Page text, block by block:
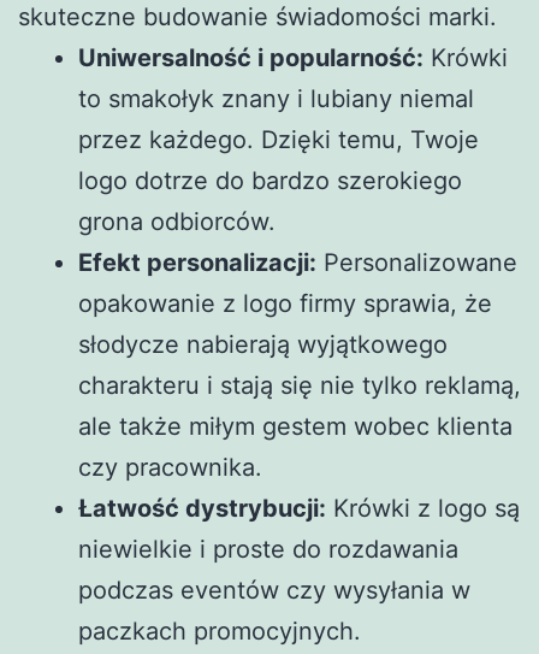
skuteczne budowanie świadomości marki.
Uniwersalność i popularność: Krówki
to smakołyk znany i lubiany niemal
przez każdego. Dzięki temu, Twoje
logo dotrze do bardzo szerokiego
grona odbiorców.
Efekt personalizacji: Personalizowane
opakowanie z logo firmy sprawia, że
słodycze nabierają wyjątkowego
charakteru i stają się nie tylko reklamą,
ale także miłym gestem wobec klienta
czy pracownika.
Łatwość dystrybucji: Krówki z logo są
niewielkie i proste do rozdawania
podczas eventów czy wysyłania w
paczkach promocyjnych.